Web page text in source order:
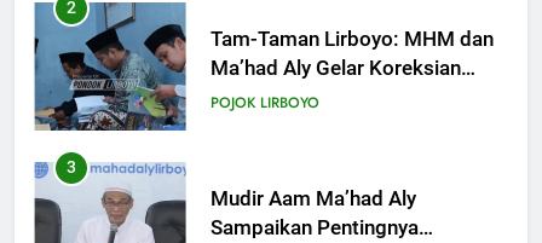
3
Mudir Aam Ma’had Aly
Sampaikan Pentingnya
Mempelajari Ilmu Hadis Dalam
POJOK LIRBOYO
4
Dauroh Ilmiah Ma’had Aly
Lirboyo Bahas Metode